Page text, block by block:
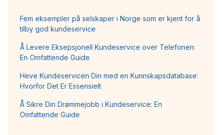
Fem eksempler på selskaper i Norge som er kjent for å
tilby god kundeservice
Å Levere Eksepsjonell Kundeservice over Telefonen:
En Omfattende Guide
Heve Kundeservicen Din med en Kunnskapsdatabase:
Hvorfor Det Er Essensielt
Å Sikre Din Drømmejobb i Kundeservice: En
Omfattende Guide